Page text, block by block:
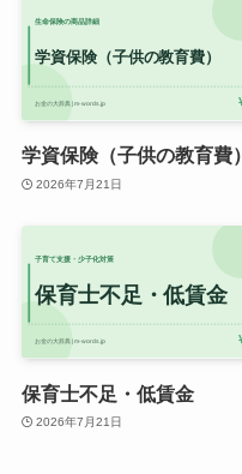
学資保険（子供の教育費）
2026年7月21日
保育士不足・低賃金
2026年7月21日